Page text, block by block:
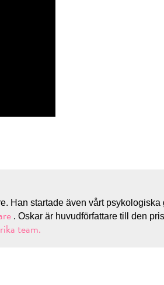
Han startade även vårt psykologiska
. Oskar är huvudförfattare till den
team.